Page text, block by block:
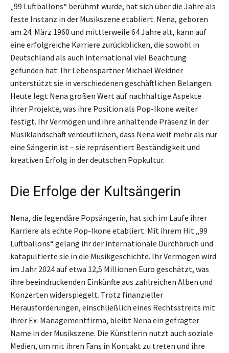
„99 Luftballons“ berühmt wurde, hat sich über die Jahre als
feste Instanz in der Musikszene etabliert. Nena, geboren
am 24. März 1960 und mittlerweile 64 Jahre alt, kann auf
eine erfolgreiche Karriere zurückblicken, die sowohl in
Deutschland als auch international viel Beachtung
gefunden hat. Ihr Lebenspartner Michael Weidner
unterstützt sie in verschiedenen geschäftlichen Belangen.
Heute legt Nena großen Wert auf nachhaltige Aspekte
ihrer Projekte, was ihre Position als Pop-Ikone weiter
festigt. Ihr Vermögen und ihre anhaltende Präsenz in der
Musiklandschaft verdeutlichen, dass Nena weit mehr als nur
eine Sängerin ist – sie repräsentiert Beständigkeit und
kreativen Erfolg in der deutschen Popkultur.
Die Erfolge der Kultsängerin
Nena, die legendäre Popsängerin, hat sich im Laufe ihrer
Karriere als echte Pop-Ikone etabliert. Mit ihrem Hit „99
Luftballons“ gelang ihr der internationale Durchbruch und
katapultierte sie in die Musikgeschichte. Ihr Vermögen wird
im Jahr 2024 auf etwa 12,5 Millionen Euro geschätzt, was
ihre beeindruckenden Einkünfte aus zahlreichen Alben und
Konzerten widerspiegelt. Trotz finanzieller
Herausforderungen, einschließlich eines Rechtsstreits mit
ihrer Ex-Managementfirma, bleibt Nena ein gefragter
Name in der Musikszene. Die Künstlerin nutzt auch soziale
Medien, um mit ihren Fans in Kontakt zu treten und ihre